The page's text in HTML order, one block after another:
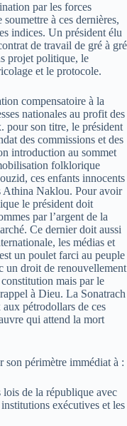
par les forces
soumettre à ces dernières,
indices. Un président élu
de travail de gré à gré
projet politique, le
et le protocole.
compensatoire à la
nationales au profit des
pour son titre, le président
des commissions et des
introduction au sommet
folklorique
ces enfants innocents
Athina Naklou. Pour avoir
le président doit
par l’argent de la
Ce dernier doit aussi
les médias et
un poulet farci au peuple
un droit de renouvellement
mais par le
à Dieu. La Sonatrach
pétrodollars de ces
qui attend la mort
son périmètre immédiat à :
lois de la république avec
exécutives et les